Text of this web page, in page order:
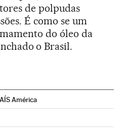
de polpudas
É como se um
do óleo da
o Brasil.
América
en Instagram
en Facebook